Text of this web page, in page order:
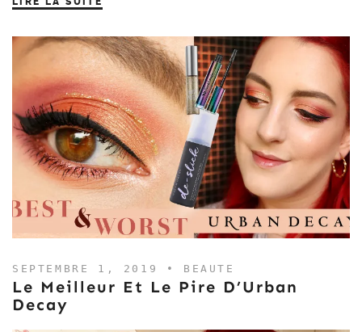
SEPTEMBRE 1, 2019 • BEAUTE
Le Meilleur Et Le Pire D’Urban
Decay